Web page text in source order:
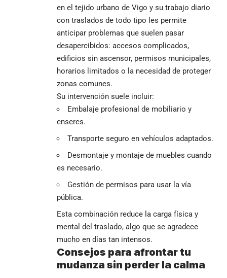
en el tejido urbano de Vigo y su trabajo diario
con traslados de todo tipo les permite
anticipar problemas que suelen pasar
desapercibidos: accesos complicados,
edificios sin ascensor, permisos municipales,
horarios limitados o la necesidad de proteger
zonas comunes.
Su intervención suele incluir:
Embalaje profesional de mobiliario y
enseres.
Transporte seguro en vehículos adaptados.
Desmontaje y montaje de muebles cuando
es necesario.
Gestión de permisos para usar la vía
pública.
Esta combinación reduce la carga física y
mental del traslado, algo que se agradece
mucho en días tan intensos.
Consejos para afrontar tu
mudanza sin perder la calma